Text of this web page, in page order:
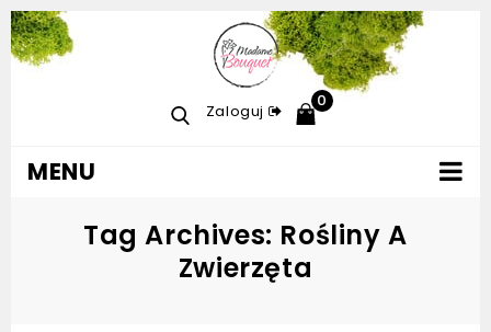
Zaloguj
0
MENU
Tag Archives: Rośliny A
Zwierzęta